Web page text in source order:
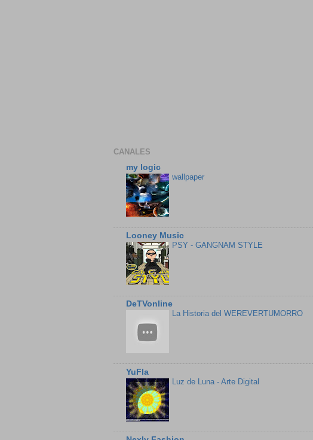
CANALES
my logic
wallpaper
Looney Music
PSY - GANGNAM STYLE
DeTVonline
La Historia del WEREVERTUMORRO
YuFla
Luz de Luna - Arte Digital